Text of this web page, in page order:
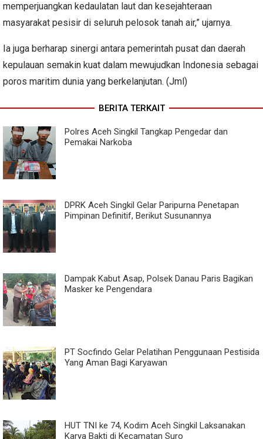
memperjuangkan kedaulatan laut dan kesejahteraan
masyarakat pesisir di seluruh pelosok tanah air,” ujarnya.
Ia juga berharap sinergi antara pemerintah pusat dan daerah
kepulauan semakin kuat dalam mewujudkan Indonesia sebagai
poros maritim dunia yang berkelanjutan. (Jml)
BERITA TERKAIT
Polres Aceh Singkil Tangkap Pengedar dan
Pemakai Narkoba
DPRK Aceh Singkil Gelar Paripurna Penetapan
Pimpinan Definitif, Berikut Susunannya
Dampak Kabut Asap, Polsek Danau Paris Bagikan
Masker ke Pengendara
PT Socfindo Gelar Pelatihan Penggunaan Pestisida
Yang Aman Bagi Karyawan
HUT TNI ke 74, Kodim Aceh Singkil Laksanakan
Karya Bakti di Kecamatan Suro